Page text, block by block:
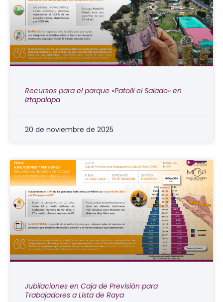
Recursos para el parque «Patolli el Salado» en
Iztapalapa
20 de noviembre de 2025
Jubilaciones en Caja de Previsión para
Trabajadores a Lista de Raya